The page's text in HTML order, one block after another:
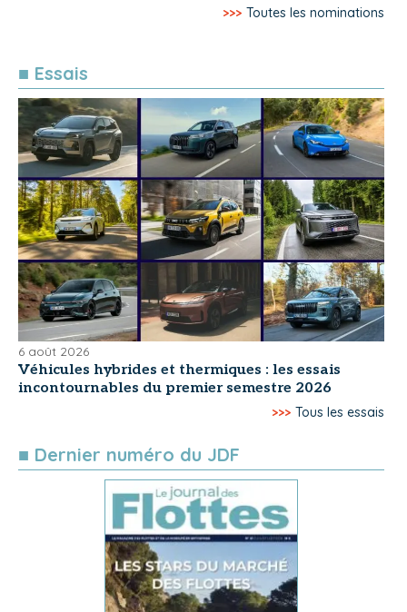
>>> Toutes les nominations
■ Essais
6 août 2026
Véhicules hybrides et thermiques : les essais
incontournables du premier semestre 2026
>>> Tous les essais
■ Dernier numéro du JDF